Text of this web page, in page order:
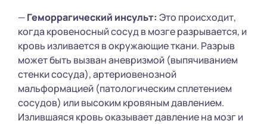
—Геморрагический инсульт: Это происходит,
когда кровеносный сосуд в мозге разрывается, и
кровь изливается в окружающие ткани. Разрыв
может быть вызван аневризмой (выпячиванием
стенки сосуда), артериовенозной
мальформацией (патологическим сплетением
сосудов) или высоким кровяным давлением.
Излившаяся кровь оказывает давление на мозг и